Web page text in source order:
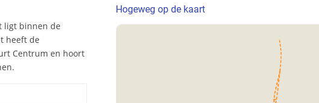
ligt binnen de
heeft de
Centrum en hoort
Hogeweg op de kaart